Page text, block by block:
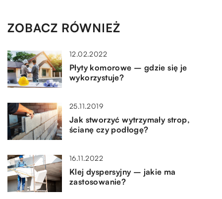
ZOBACZ RÓWNIEŻ
12.02.2022
Płyty komorowe – gdzie się je
wykorzystuje?
25.11.2019
Jak stworzyć wytrzymały strop,
ścianę czy podłogę?
16.11.2022
Klej dyspersyjny – jakie ma
zastosowanie?